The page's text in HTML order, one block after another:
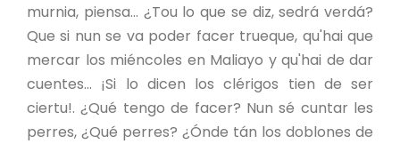
murnia, piensa... ¿Tou lo que se diz, sedrá verdá?
Que si nun se va poder facer trueque, qu'hai que
mercar los miéncoles en Maliayo y qu'hai de dar
cuentes... ¡Si lo dicen los clérigos tien de ser
ciertu!. ¿Qué tengo de facer? Nun sé cuntar les
perres, ¿Qué perres? ¿Ónde tán los doblones de